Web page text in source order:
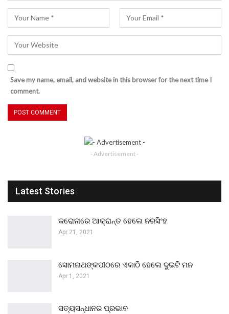
Save my name, email, and website in this browser for the next time I
comment.
- Advertisement -
Latest Stories
କରୋନାରେ ଆକ୍ରାନ୍ତ ହେଲେ ନରସିଂହ
Apr 21, 2021
ସୋମନାଥଙ୍କପୀଠରେ ଏକାଠି ହେଲେ ଦୁଇଟି ମନ
Apr 1, 2021
ସତ୍ୟସନ୍ଧାନର ପ୍ରଭାବ